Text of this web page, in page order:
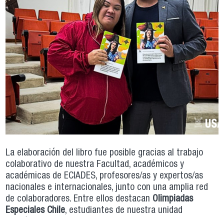
La elaboración del libro fue posible gracias al trabajo
colaborativo de nuestra Facultad, académicos y
académicas de ECIADES, profesores/as y expertos/as
nacionales e internacionales, junto con una amplia red
de colaboradores. Entre ellos destacan Olimpiadas
Especiales Chile, estudiantes de nuestra unidad